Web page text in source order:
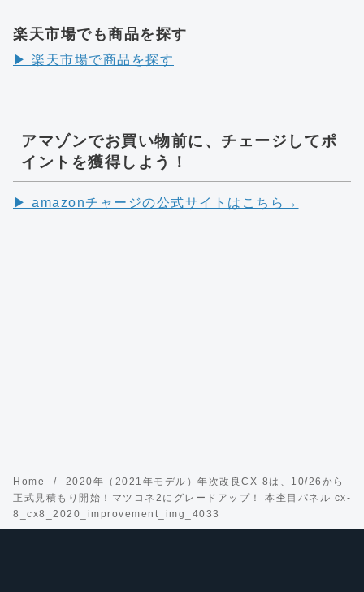
楽天市場でも商品を探す
▶︎ 楽天市場で商品を探す
アマゾンでお買い物前に、チェージしてポ
イントを獲得しよう！
▶︎ amazonチャージの公式サイトはこちら→
Home
2020年（2021年モデル）年次改良CX-8は、10/26から
正式見積もり開始！マツコネ2にグレードアップ！ 本杢目パネル cx-
8_cx8_2020_improvement_img_4033